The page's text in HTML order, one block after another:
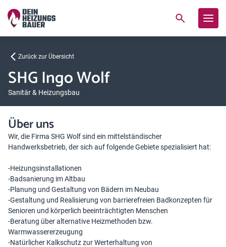
Zurück zur Übersicht
SHG Ingo Wolf
Sanitär & Heizungsbau
Über uns
Wir, die Firma SHG Wolf sind ein mittelständischer
Handwerksbetrieb, der sich auf folgende Gebiete spezialisiert hat:
-Heizungsinstallationen
-Badsanierung im Altbau
-Planung und Gestaltung von Bädern im Neubau
-Gestaltung und Realisierung von barrierefreien Badkonzepten für
Senioren und körperlich beeinträchtigten Menschen
-Beratung über alternative Heizmethoden bzw.
Warmwassererzeugung
-Natürlicher Kalkschutz zur Werterhaltung von